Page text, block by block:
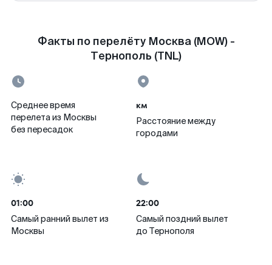
Факты по перелёту Москва (MOW) -
Тернополь (TNL)
Среднее время
перелета из Москвы
без пересадок
км
Расстояние между
городами
01:00
Самый ранний вылет из
Москвы
22:00
Самый поздний вылет
до Тернополя